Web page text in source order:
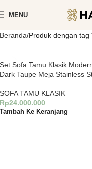
MENU
Beranda Produk dengan tag
Set Sofa Tamu Klasik Modern
Dark Taupe Meja Stainless
SOFA TAMU KLASIK
Rp24.000.000
Tambah Ke Keranjang